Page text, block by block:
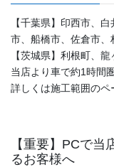
【千葉県】印西市、
市、船橋市、佐倉市
【茨城県】利根町、
当店より車で約1時間
詳しくは施工範囲の
【重要】PCで
るお客様へ